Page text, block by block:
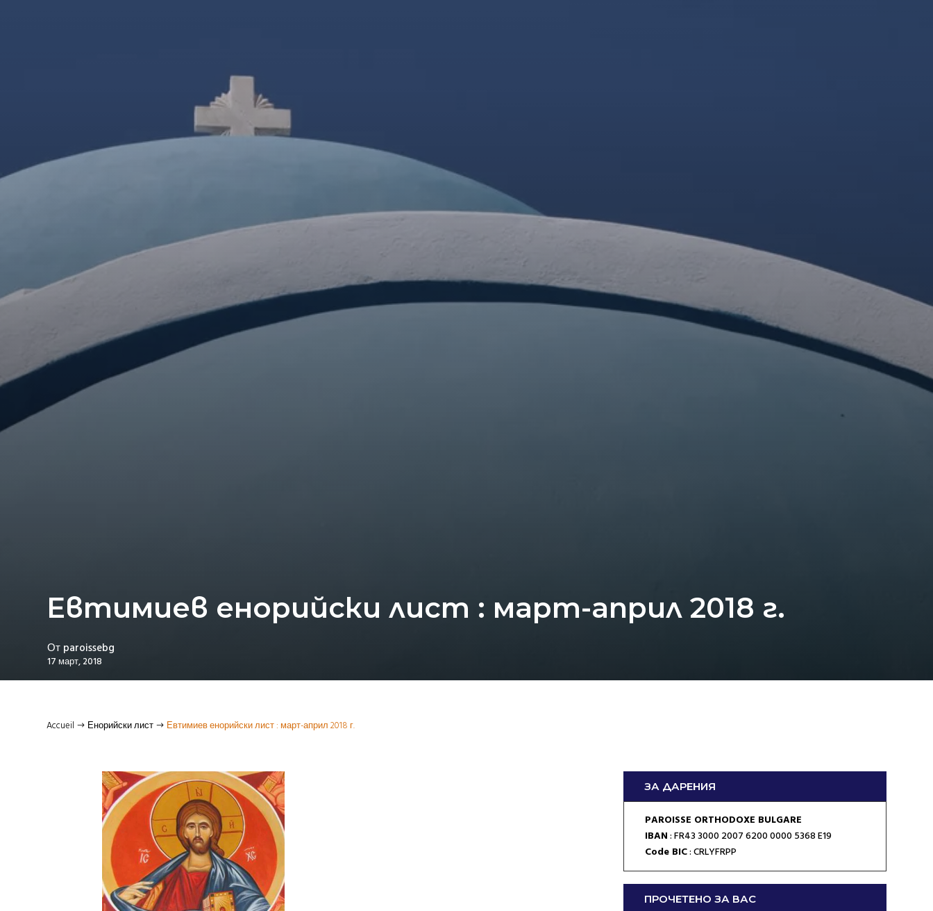
Евтимиев енорийски лист : март-април 2018 г.
От paroissebg
17 март, 2018
Accueil $ Енорийски лист $ Евтимиев енорийски лист : март-април 2018 г.
ЗА ДАРЕНИЯ
PAROISSE ORTHODOXE BULGARE
IBAN : FR43 3000 2007 6200 0000 5368 E19
Code BIC: CRLYFRPP
ПРОЧЕТЕНО ЗА ВАС